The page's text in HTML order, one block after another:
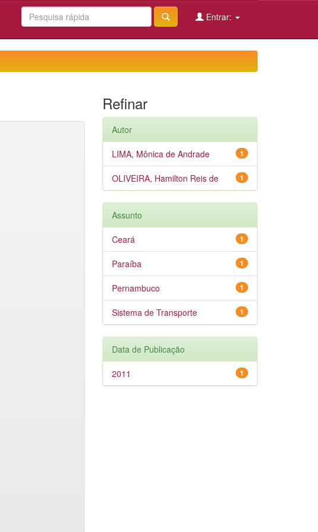
Entrar:
Refinar
Autor
1
LIMA, Mônica de Andrade
1
OLIVEIRA, Hamilton Reis de
Assunto
1
Ceará
1
Paraíba
1
Pernambuco
1
Sistema de Transporte
Data de Publicação
1
2011